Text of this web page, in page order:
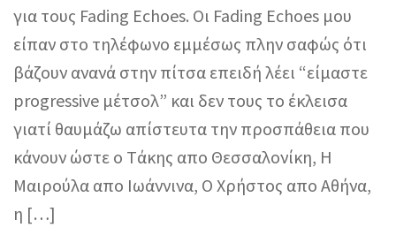
για τους Fading Echoes. Οι Fading Echoes μου
είπαν στο τηλέφωνο εμμέσως πλην σαφώς ότι
βάζουν ανανά στην πίτσα επειδή λέει “είμαστε
progressive μέτσολ” και δεν τους το έκλεισα
γιατί θαυμάζω απίστευτα την προσπάθεια που
κάνουν ώστε o Tάκης απο Θεσσαλονίκη, Η
Μαιρούλα απο Ιωάννινα, Ο Χρήστος απο Αθήνα,
η […]